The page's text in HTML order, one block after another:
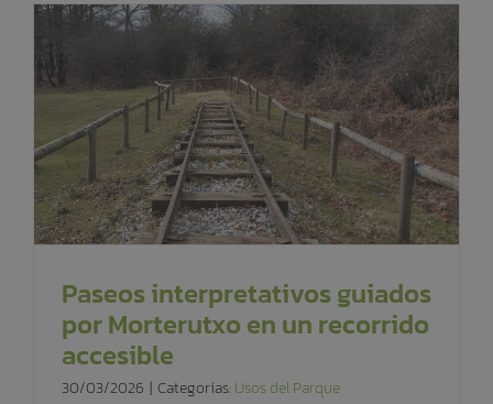
Paseos interpretativos guiados
por Morterutxo en un recorrido
accesible
30/03/2026 | Categorías:Usos del Parque